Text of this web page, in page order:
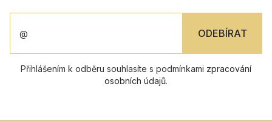
Přihlášením k odběru souhlasíte s podmínkami zpracování
osobních údajů.